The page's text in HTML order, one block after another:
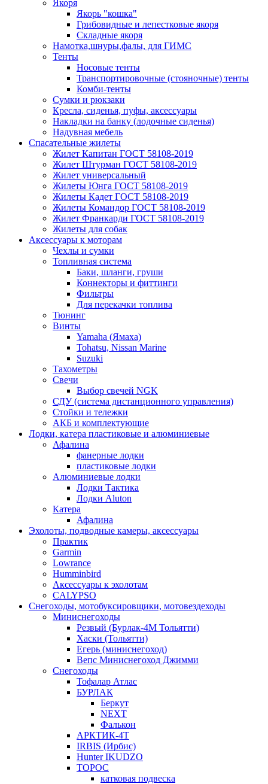
Якоря
Якорь "кошка"
Грибовидные и лепестковые якоря
Складные якоря
Намотка,шнуры,фалы, для ГИМС
Тенты
Носовые тенты
Транспортировочные (стояночные) тенты
Комби-тенты
Сумки и рюкзаки
Кресла, сиденья, пуфы, аксессуары
Накладки на банку (лодочные сиденья)
Надувная мебель
Спасательные жилеты
Жилет Капитан ГОСТ 58108-2019
Жилет Штурман ГОСТ 58108-2019
Жилет универсальный
Жилеты Юнга ГОСТ 58108-2019
Жилеты Кадет ГОСТ 58108-2019
Жилеты Командор ГОСТ 58108-2019
Жилет Франкарди ГОСТ 58108-2019
Жилеты для собак
Аксессуары к моторам
Чехлы и сумки
Топливная система
Баки, шланги, груши
Коннекторы и фиттинги
Фильтры
Для перекачки топлива
Тюнинг
Винты
Yamaha (Ямаха)
Tohatsu, Nissan Marine
Suzuki
Тахометры
Свечи
Выбор свечей NGK
СДУ (система дистанционного управления)
Стойки и тележки
АКБ и комплектующие
Лодки, катера пластиковые и алюминиевые
Афалина
фанерные лодки
пластиковые лодки
Алюминиевые лодки
Лодки Тактика
Лодки Aluton
Катера
Афалина
Эхолоты, подводные камеры, аксессуары
Практик
Garmin
Lowrance
Humminbird
Аксессуары к эхолотам
CALYPSO
Снегоходы, мотобуксировщики, мотовездеходы
Миниснегоходы
Резвый (Бурлак-4М Тольятти)
Хаски (Тольятти)
Егерь (миниснегоход)
Вепс Миниснегоход Джимми
Снегоходы
Тофалар Атлас
БУРЛАК
Беркут
NEXT
Фалькон
АРКТИК-4Т
IRBIS (Ирбис)
Hunter IKUDZO
ТОРОС
катковая подвеска